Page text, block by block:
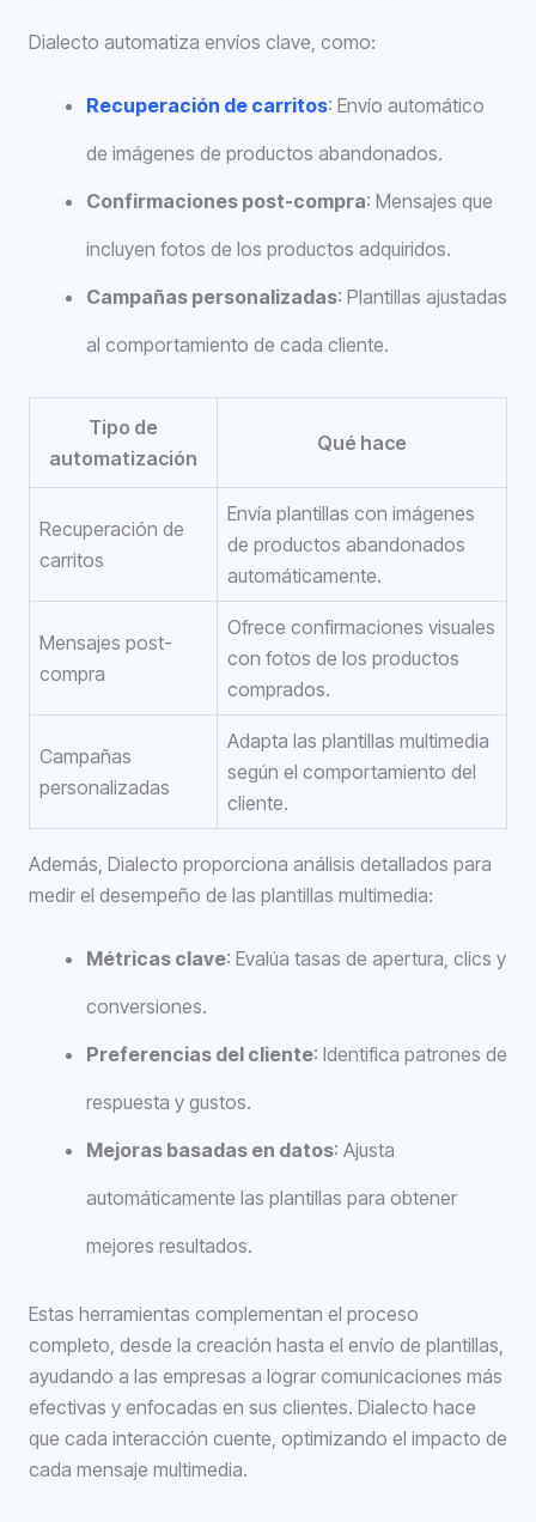
Dialecto automatiza envíos clave, como:
Recuperación de carritos: Envío automático
de imágenes de productos abandonados.
Confirmaciones post-compra: Mensajes que
incluyen fotos de los productos adquiridos.
Campañas personalizadas: Plantillas ajustadas
al comportamiento de cada cliente.
Tipo de
automatización
Qué hace
Recuperación de
carritos
Envía plantillas con imágenes
de productos abandonados
automáticamente.
Mensajes post-
compra
Ofrece confirmaciones visuales
con fotos de los productos
comprados.
Campañas
personalizadas
Adapta las plantillas multimedia
según el comportamiento del
cliente.
Además, Dialecto proporciona análisis detallados para
medir el desempeño de las plantillas multimedia:
Métricas clave: Evalúa tasas de apertura, clics y
conversiones.
Preferencias del cliente: Identifica patrones de
respuesta y gustos.
Mejoras basadas en datos: Ajusta
automáticamente las plantillas para obtener
mejores resultados.
Estas herramientas complementan el proceso
completo, desde la creación hasta el envío de plantillas,
ayudando a las empresas a lograr comunicaciones más
efectivas y enfocadas en sus clientes. Dialecto hace
que cada interacción cuente, optimizando el impacto de
cada mensaje multimedia.